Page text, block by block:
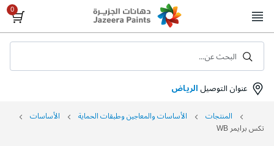
to
Content
عنوان التوصيلالرياض
البحث عن...
المنتجات الأساسات والمعاجين وطبقات الحماية
الأساسات
تكس برايمر WB